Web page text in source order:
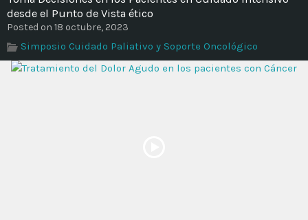
desde el Punto de Vista ético
Posted on 18 octubre, 2023
Simposio Cuidado Paliativo y Soporte Oncológico